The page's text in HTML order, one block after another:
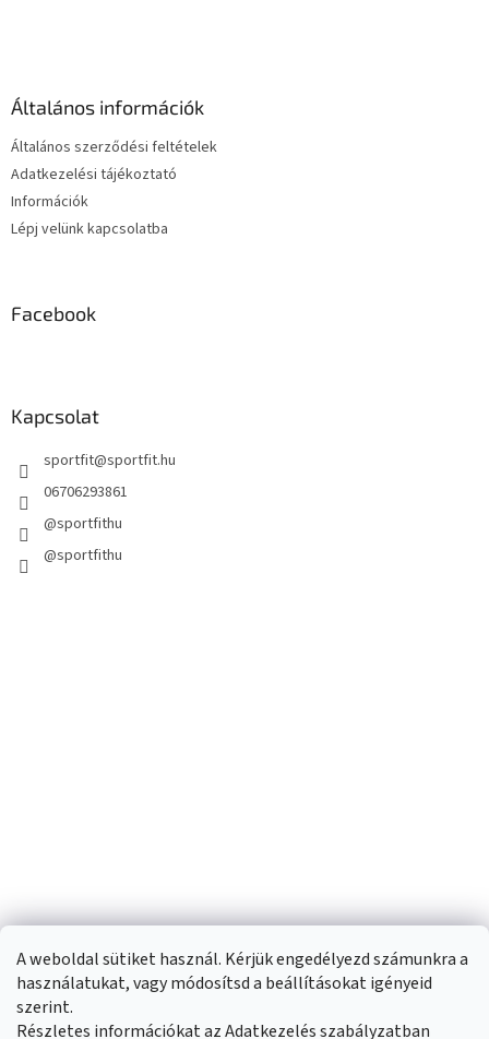
A weboldal sütiket használ. Kérjük engedélyezd számunkra a
használatukat, vagy módosítsd a beállításokat igényeid
szerint.
Részletes információkat az Adatkezelés szabályzatban
Általános információk
Általános szerződési feltételek
Adatkezelési tájékoztató
Információk
Lépj velünk kapcsolatba
Facebook
Kapcsolat
sportfit@sportfit.hu
06706293861
@sportfithu
@sportfithu